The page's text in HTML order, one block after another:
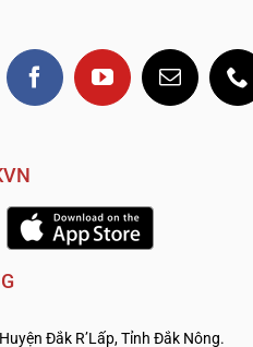
Đắk R’Lấp, Tỉnh Đắk Nông.